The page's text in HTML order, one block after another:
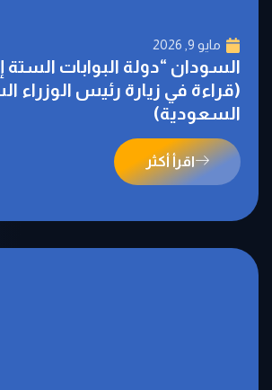
مايو 9, 2026
السودان “دولة البوابات الستة
(قراءة في زيارة رئيس الوزراء
السعودية)
اقرأ أكثر